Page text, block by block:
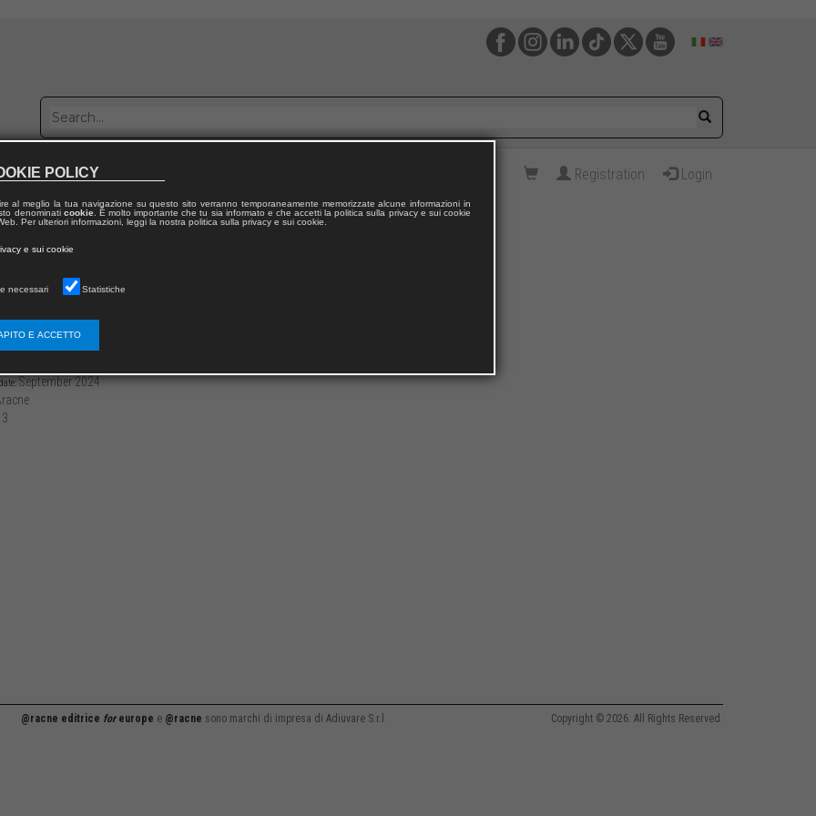
with us Registration Login
September 2024
@racne editrice foreurope e @racne sono marchi di impresa di Adiuvare S.r.l. Copyright © 2026. All Rights Reserved.
POLICY
al meglio la tua navigazione su questo sito verranno temporaneamente memorizzate alcune informazioni in
denominati cookie. È molto importante che tu sia informato e che accetti la politica sulla privacy e sui cookie
Per ulteriori informazioni, leggi la nostra politica sulla privacy e sui cookie.
e sui cookie
necessari Statistiche
E ACCETTO